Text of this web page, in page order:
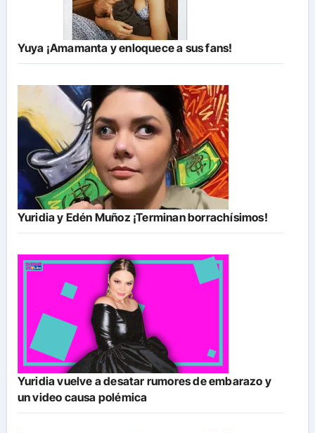
Yuya ¡Amamanta y enloquece a sus fans!
Yuridia y Edén Muñoz ¡Terminan borrachísimos!
Yuridia vuelve a desatar rumores de embarazo y
un video causa polémica